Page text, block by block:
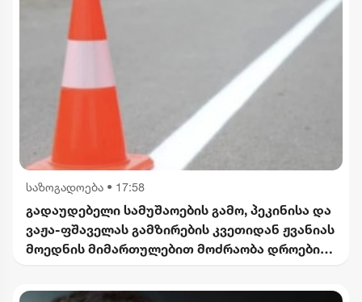
საზოგადოება • 17:58
გადაუდებელი სამუშაოების გამო, პეკინისა და
ვაჟა-ფშაველას გამზირების კვეთიდან ჟვანიას
მოედნის მიმართულებით მოძრაობა დროებით